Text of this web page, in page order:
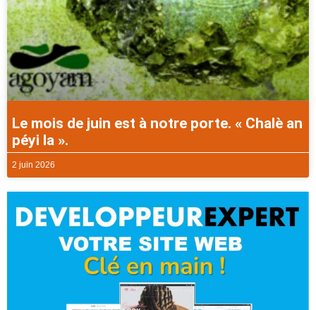
Le mois de juin est à notre porte. « Chalè an
péyi la ».
2 juin 2026